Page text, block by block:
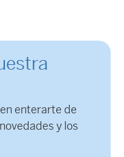
enterarte de
y los